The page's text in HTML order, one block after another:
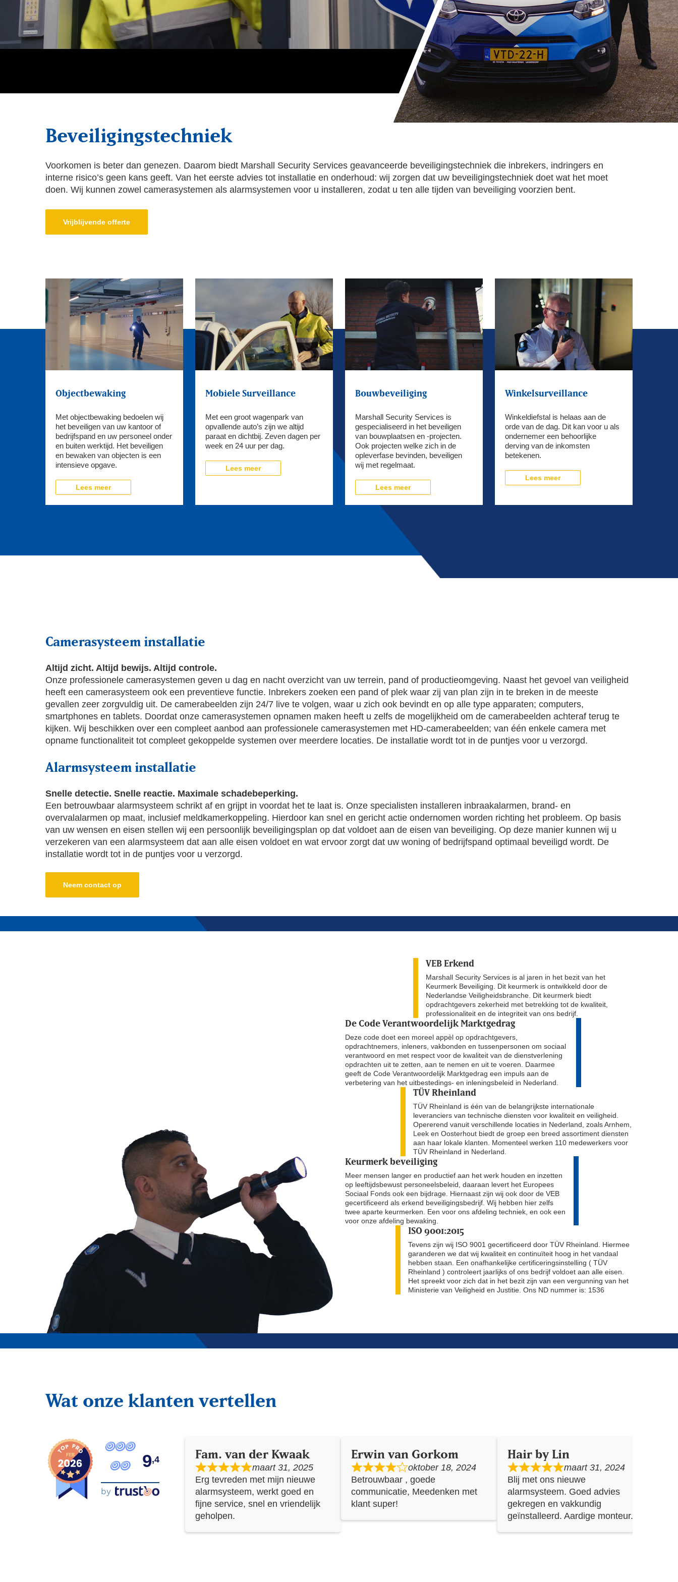
Beveiligingstechniek
Voorkomen is beter dan genezen. Daarom biedt Marshall Security Services geavanceerde beveiligingstechniek die inbrekers, indringers en
interne risico’s geen kans geeft. Van het eerste advies tot installatie en onderhoud: wij zorgen dat uw beveiligingstechniek doet wat het moet
doen. Wij kunnen zowel camerasystemen als alarmsystemen voor u installeren, zodat u ten alle tijden van beveiliging voorzien bent.
Vrijblijvende offerte
Objectbewaking
Met objectbewaking bedoelen wij
het beveiligen van uw kantoor of
bedrijfspand en uw personeel onder
en buiten werktijd. Het beveiligen
en bewaken van objecten is een
intensieve opgave.
Lees meer
Mobiele Surveillance
Met een groot wagenpark van
opvallende auto’s zijn we altijd
paraat en dichtbij. Zeven dagen per
week en 24 uur per dag.
Lees meer
Bouwbeveiliging
Marshall Security Services is
gespecialiseerd in het beveiligen
van bouwplaatsen en -projecten.
Ook projecten welke zich in de
opleverfase bevinden, beveiligen
wij met regelmaat.
Lees meer
Winkelsurveillance
Winkeldiefstal is helaas aan de
orde van de dag. Dit kan voor u als
ondernemer een behoorlijke
derving van de inkomsten
betekenen.
Lees meer
Camerasysteem installatie
Altijd zicht. Altijd bewijs. Altijd controle.
Onze professionele camerasystemen geven u dag en nacht overzicht van uw terrein, pand of productieomgeving. Naast het gevoel van veiligheid
heeft een camerasysteem ook een preventieve functie. Inbrekers zoeken een pand of plek waar zij van plan zijn in te breken in de meeste
gevallen zeer zorgvuldig uit. De camerabeelden zijn 24/7 live te volgen, waar u zich ook bevindt en op alle type apparaten; computers,
smartphones en tablets. Doordat onze camerasystemen opnamen maken heeft u zelfs de mogelijkheid om de camerabeelden achteraf terug te
kijken. Wij beschikken over een compleet aanbod aan professionele camerasystemen met HD-camerabeelden; van één enkele camera met
opname functionaliteit tot compleet gekoppelde systemen over meerdere locaties. De installatie wordt tot in de puntjes voor u verzorgd.
Alarmsysteem installatie
Snelle detectie. Snelle reactie. Maximale schadebeperking.
Een betrouwbaar alarmsysteem schrikt af en grijpt in voordat het te laat is. Onze specialisten installeren inbraakalarmen, brand- en
overvalalarmen op maat, inclusief meldkamerkoppeling. Hierdoor kan snel en gericht actie ondernomen worden richting het probleem. Op basis
van uw wensen en eisen stellen wij een persoonlijk beveiligingsplan op dat voldoet aan de eisen van beveiliging. Op deze manier kunnen wij u
verzekeren van een alarmsysteem dat aan alle eisen voldoet en wat ervoor zorgt dat uw woning of bedrijfspand optimaal beveiligd wordt. De
installatie wordt tot in de puntjes voor u verzorgd.
Neem contact op
VEB Erkend
Marshall Security Services is al jaren in het bezit van het
Keurmerk Beveiliging. Dit keurmerk is ontwikkeld door de
Nederlandse Veiligheidsbranche. Dit keurmerk biedt
opdrachtgevers zekerheid met betrekking tot de kwaliteit,
professionaliteit en de integriteit van ons bedrijf.
De Code Verantwoordelijk Marktgedrag
Deze code doet een moreel appèl op opdrachtgevers,
opdrachtnemers, inleners, vakbonden en tussenpersonen om sociaal
verantwoord en met respect voor de kwaliteit van de dienstverlening
opdrachten uit te zetten, aan te nemen en uit te voeren. Daarmee
geeft de Code Verantwoordelijk Marktgedrag een impuls aan de
verbetering van het uitbestedings- en inleningsbeleid in Nederland.
TÜV Rheinland
TÜV Rheinland is één van de belangrijkste internationale
leveranciers van technische diensten voor kwaliteit en veiligheid.
Opererend vanuit verschillende locaties in Nederland, zoals Arnhem,
Leek en Oosterhout biedt de groep een breed assortiment diensten
aan haar lokale klanten. Momenteel werken 110 medewerkers voor
TÜV Rheinland in Nederland.
Keurmerk beveiliging
Meer mensen langer en productief aan het werk houden en inzetten
op leeftijdsbewust personeelsbeleid, daaraan levert het Europees
Sociaal Fonds ook een bijdrage. Hiernaast zijn wij ook door de VEB
gecertificeerd als erkend beveiligingsbedrijf. Wij hebben hier zelfs
twee aparte keurmerken. Een voor ons afdeling techniek, en ook een
voor onze afdeling bewaking.
ISO 9001:2015
Tevens zijn wij ISO 9001 gecertificeerd door TÜV Rheinland. Hiermee
garanderen we dat wij kwaliteit en continuïteit hoog in het vandaal
hebben staan. Een onafhankelijke certificeringsinstelling ( TÜV
Rheinland ) controleert jaarlijks of ons bedrijf voldoet aan alle eisen.
Het spreekt voor zich dat in het bezit zijn van een vergunning van het
Ministerie van Veiligheid en Justitie. Ons ND nummer is: 1536
Wat onze klanten vertellen
9,4
by
Fam. van der Kwaak
maart 31, 2025
Erg tevreden met mijn nieuwe
alarmsysteem, werkt goed en
fijne service, snel en vriendelijk
geholpen.
Erwin van Gorkom
oktober 18, 2024
Betrouwbaar , goede
communicatie, Meedenken met
klant super!
Hair by Lin
maart 31, 2024
Blij met ons nieuwe
alarmsysteem. Goed advies
gekregen en vakkundig
geïnstalleerd. Aardige monteur.